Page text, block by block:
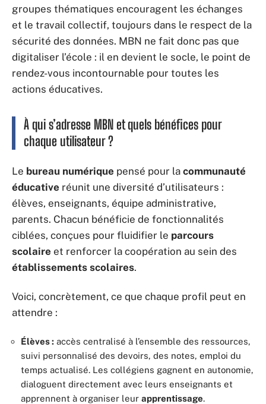
groupes thématiques encouragent les échanges
et le travail collectif, toujours dans le respect de la
sécurité des données. MBN ne fait donc pas que
digitaliser l’école : il en devient le socle, le point de
rendez-vous incontournable pour toutes les
actions éducatives.
À qui s’adresse MBN et quels bénéfices pour
chaque utilisateur ?
Le bureau numérique pensé pour la communauté
éducative réunit une diversité d’utilisateurs :
élèves, enseignants, équipe administrative,
parents. Chacun bénéficie de fonctionnalités
ciblées, conçues pour fluidifier le parcours
scolaire et renforcer la coopération au sein des
établissements scolaires.
Voici, concrètement, ce que chaque profil peut en
attendre :
Élèves : accès centralisé à l’ensemble des ressources,
suivi personnalisé des devoirs, des notes, emploi du
temps actualisé. Les collégiens gagnent en autonomie,
dialoguent directement avec leurs enseignants et
apprennent à organiser leur apprentissage.